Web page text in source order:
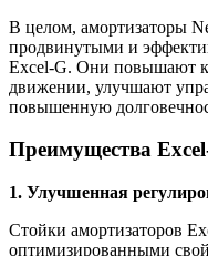
В целом, амортизаторы
продвинутыми и
Excel-G. Они повышают
движении, улучшают
повышенную
Преимущества
1. Улучшенная
Стойки амортизаторов
оптимизированными